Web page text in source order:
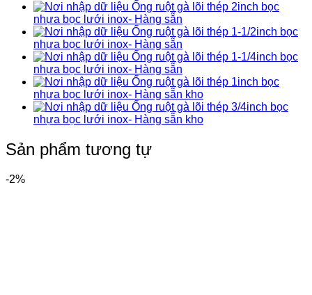
Ống ruột gà lõi thép 2inch bọc
nhựa bọc lưới inox- Hàng sẵn
Ống ruột gà lõi thép 1-1/2inch bọc
nhựa bọc lưới inox- Hàng sẵn
Ống ruột gà lõi thép 1-1/4inch bọc
nhựa bọc lưới inox- Hàng sẵn
Ống ruột gà lõi thép 1inch bọc
nhựa bọc lưới inox- Hàng sẵn kho
Ống ruột gà lõi thép 3/4inch bọc
nhựa bọc lưới inox- Hàng sẵn kho
Sản phẩm tương tự
-2%